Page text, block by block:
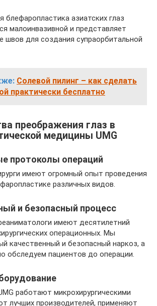
блефаропластика азиатских глаз
малоинвазивной и представляет
швов для создания супраорбитальной
Солевой пилинг – как сделать
практически бесплатно
преображения глаз в
медицины UMG
протоколы операций
имеют огромный опыт проведения
различных видов.
и безопасный процесс
имеют десятилетний
операционных. Мы
качественный и безопасный наркоз, а
обследуем пациентов до операции.
работают микрохирургическими
лучших производителей, применяют